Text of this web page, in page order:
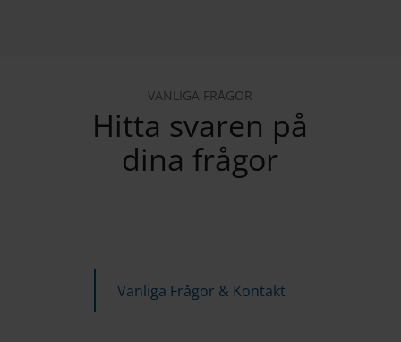
VANLIGA FRÅGOR
Hitta svaren på
dina frågor
Vanliga Frågor & Kontakt